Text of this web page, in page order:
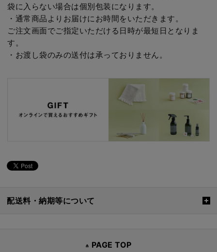
袋に入らない場合は個別包装になります。
・通常商品よりお届けにお時間をいただきます。
ご注文画面でご指定いただける日時が最短日となりま
す。
・お渡し袋のみの送付は承っておりません。
配送料・納期等について
PAGE TOP